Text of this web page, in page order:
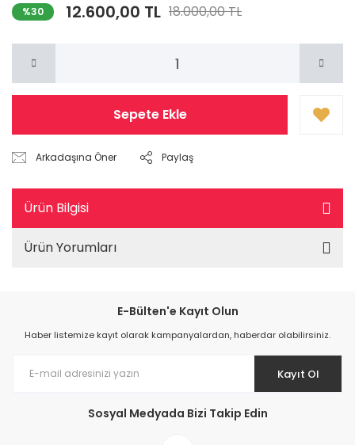
%30 12.600,00 TL 18.000,00 TL
Sepete Ekle
Arkadaşına Öner Paylaş
Ürün Bilgisi
Ürün Yorumları
E-Bülten'e Kayıt Olun
Haber listemize kayıt olarak kampanyalardan, haberdar olabilirsiniz.
Kayıt Ol
Sosyal Medyada Bizi Takip Edin